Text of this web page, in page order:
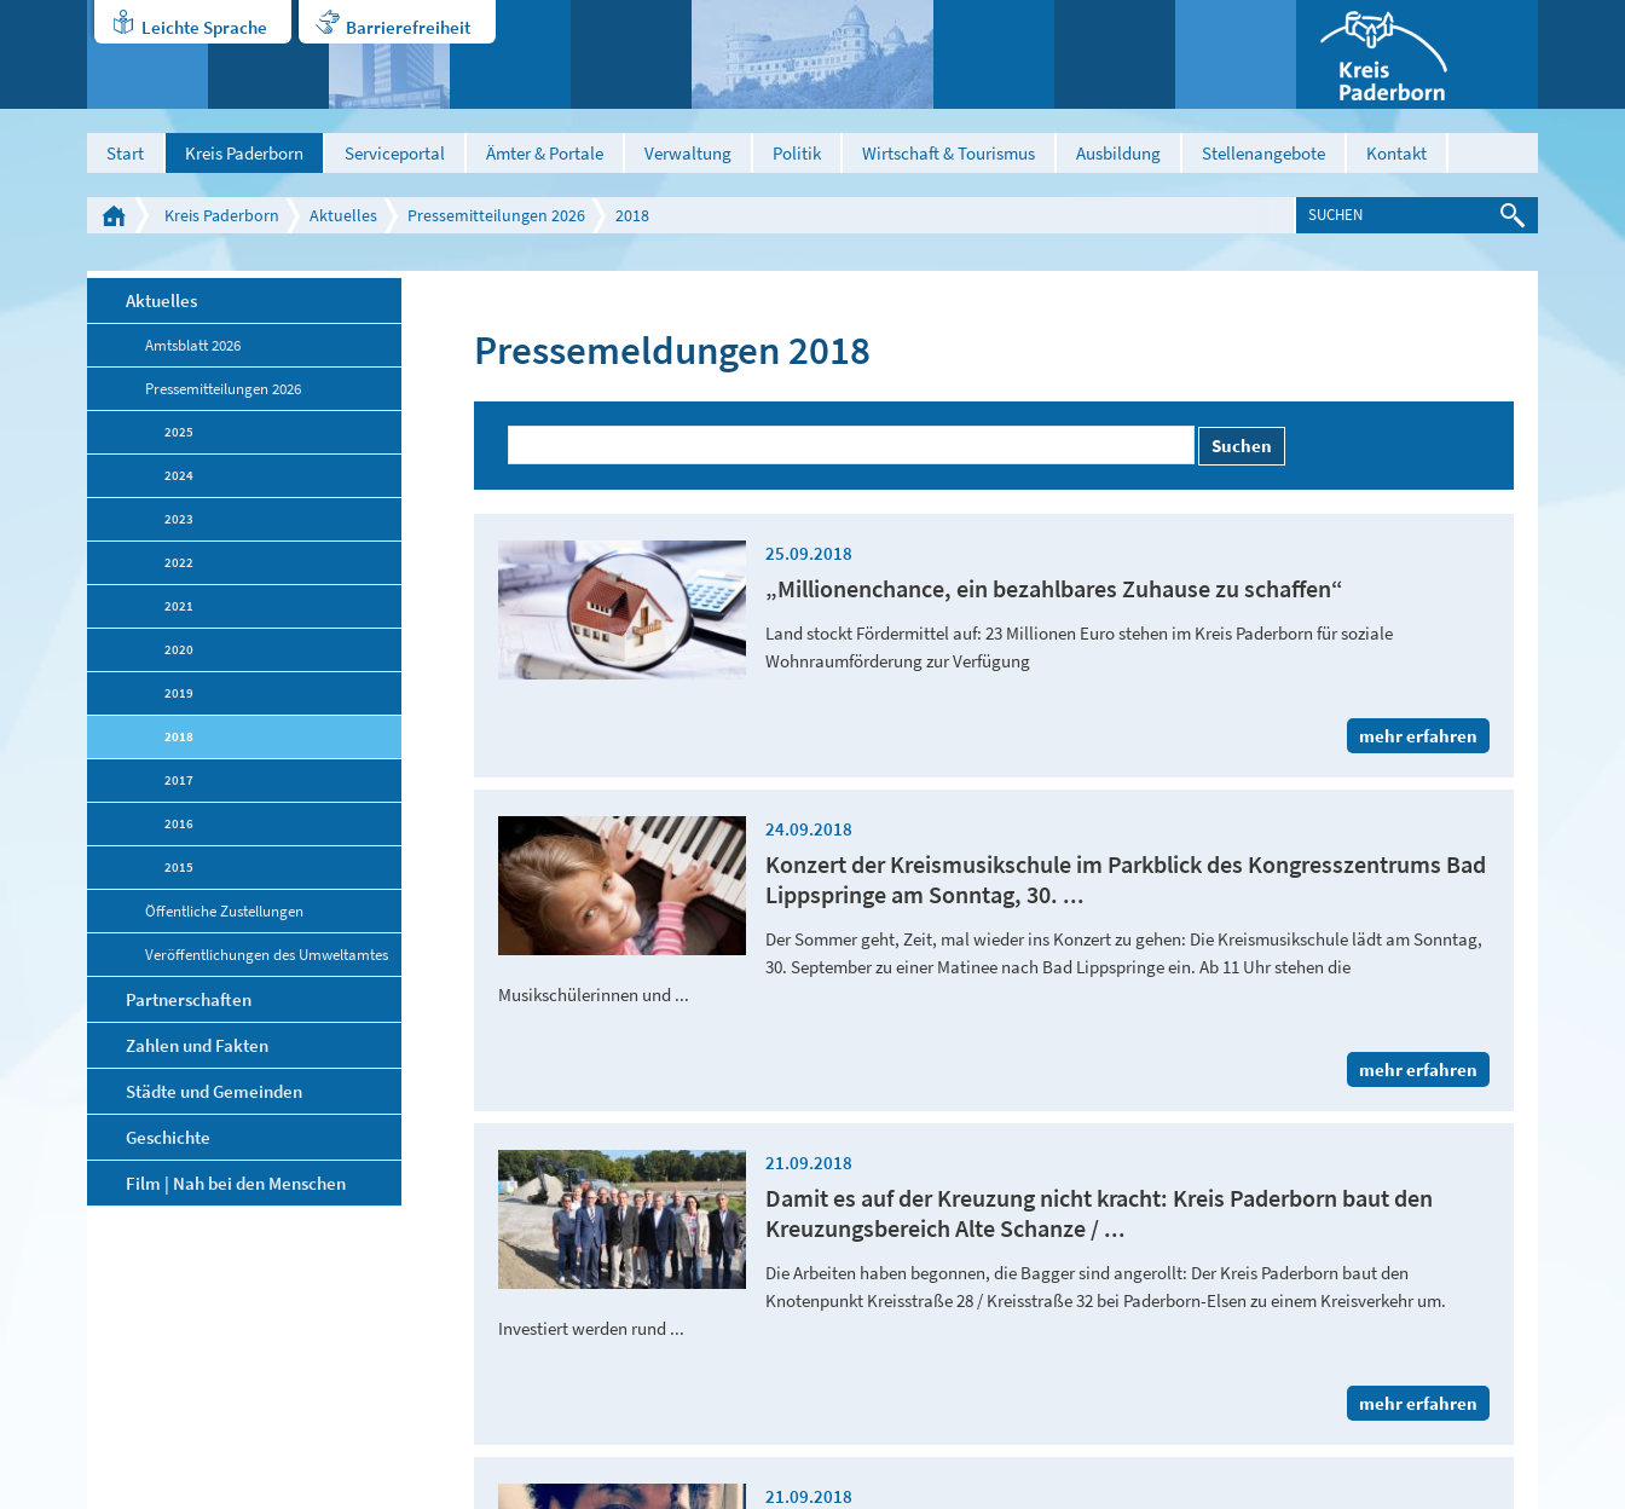
Leichte Sprache Barrierefreiheit
Start Kreis Paderborn Serviceportal Ämter & Portale Verwaltung Politik Wirtschaft & Tourismus Ausbildung Stellenangebote Kontakt
Kreis Paderborn Aktuelles Pressemitteilungen 2026 2018
Aktuelles
Amtsblatt 2026
Pressemitteilungen 2026
2025
2024
2023
2022
2021
2020
2019
2018
2017
2016
2015
Öffentliche Zustellungen
Veröffentlichungen des Umweltamtes
Partnerschaften
Zahlen und Fakten
Städte und Gemeinden
Geschichte
Film | Nah bei den Menschen
Pressemeldungen 2018
Suchen
25.09.2018
„Millionenchance, ein bezahlbares Zuhause zu schaffen“
Land stockt Fördermittel auf: 23 Millionen Euro stehen im Kreis Paderborn für soziale
Wohnraumförderung zur Verfügung
mehr erfahren
24.09.2018
Konzert der Kreismusikschule im Parkblick des Kongresszentrums Bad
Lippspringe am Sonntag, 30. ...
Der Sommer geht, Zeit, mal wieder ins Konzert zu gehen: Die Kreismusikschule lädt am Sonntag,
30. September zu einer Matinee nach Bad Lippspringe ein. Ab 11 Uhr stehen die
Musikschülerinnen und ...
mehr erfahren
21.09.2018
Damit es auf der Kreuzung nicht kracht: Kreis Paderborn baut den
Kreuzungsbereich Alte Schanze / ...
Die Arbeiten haben begonnen, die Bagger sind angerollt: Der Kreis Paderborn baut den
Knotenpunkt Kreisstraße 28 / Kreisstraße 32 bei Paderborn-Elsen zu einem Kreisverkehr um.
Investiert werden rund ...
mehr erfahren
21.09.2018